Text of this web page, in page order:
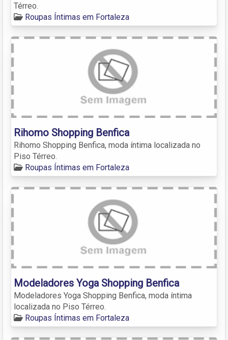
Térreo.
Roupas Íntimas em Fortaleza
Rihomo Shopping Benfica
Rihomo Shopping Benfica, moda íntima localizada no
Piso Térreo.
Roupas Íntimas em Fortaleza
Modeladores Yoga Shopping Benfica
Modeladores Yoga Shopping Benfica, moda íntima
localizada no Piso Térreo.
Roupas Íntimas em Fortaleza